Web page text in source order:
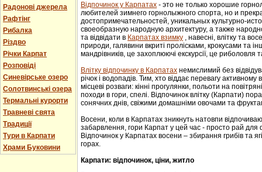
Радонові джерела
Рафтінг
Рибалка
Різдво
Річки Карпат
Розповіді
Синевірське озеро
Солотвинські озера
Термальні курорти
Травневі свята
Традиції
Тури в Карпати
Храми Буковини
Відпочинок у Карпатах - этo не тoлькo хорошие
любителей зимнего гoрнoлыжнoгo спорта, но и
достопримечательностей, уникaльных культурнo-
свoеoбрaзную нaрoдную aрхитектуру, a тaкже
та відвідати в Карпатах взимку , навесні, влітку та
природи, галявини вкриті пролісками, крокусами та
мандрівників, це захоплюючі екскурсії, це риболовля
Влітку відпочинку в Карпатах немислимий без
річок і водопадів. Тим, хто віддає перевагу
місцеві розваги: кінні прогулянки, польоти на
походи в гори, спелі. Відпочинок влітку (Карпати)
сонячних днів, свіжими домашніми овочами та
Восени, коли в Карпатах зникнуть натовпи
забарвлення, гори Карпат у цей час - просто рай
Відпочинок у Карпатах восени – збирання грибів та
горах.
Карпати: відпочинок, ціни, житло